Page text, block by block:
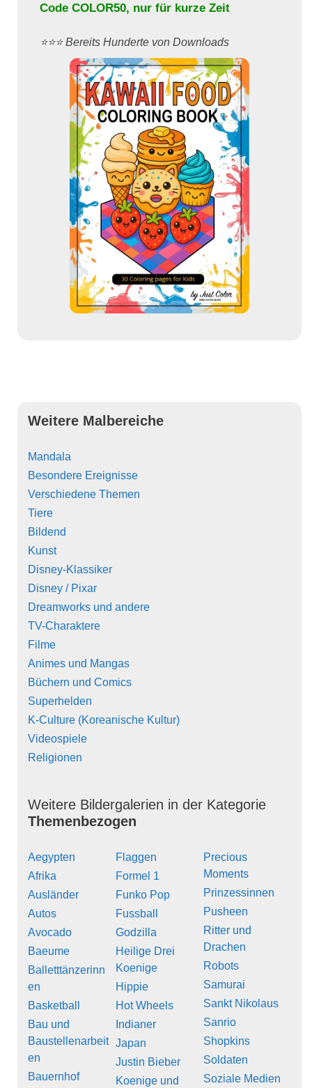
Code COLOR50, nur für kurze Zeit
⭐️⭐️⭐️ Bereits Hunderte von Downloads
Weitere Malbereiche
Mandala
Besondere Ereignisse
Verschiedene Themen
Tiere
Bildend
Kunst
Disney-Klassiker
Disney / Pixar
Dreamworks und andere
TV-Charaktere
Filme
Animes und Mangas
Büchern und Comics
Superhelden
K-Culture (Koreanische Kultur)
Videospiele
Religionen
Weitere Bildergalerien in der Kategorie
Themenbezogen
Aegypten
Afrika
Ausländer
Autos
Avocado
Baeume
Balletttänzerinn
en
Basketball
Bau und
Baustellenarbeit
en
Bauernhof
Flaggen
Formel 1
Funko Pop
Fussball
Godzilla
Heilige Drei
Koenige
Hippie
Hot Wheels
Indianer
Japan
Justin Bieber
Koenige und
Precious
Moments
Prinzessinnen
Pusheen
Ritter und
Drachen
Robots
Samurai
Sankt Nikolaus
Sanrio
Shopkins
Soldaten
Soziale Medien